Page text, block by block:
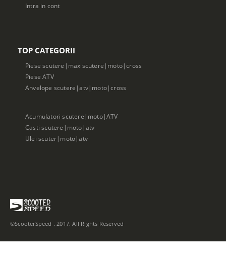
Intra in cont
TOP CATEGORII
Piese scutere|maxiscutere|moto|cross
Piese ATV
Anvelope scutere|atv|moto|cross
Acumulatori scutere|moto|ATV
Casti scutere|moto|atv
Ulei scuter|moto|atv
©ScooterSpeed . 2017. All Rights Reserved